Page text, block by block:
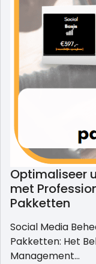
Optimaliseer
met
Pakketten
Social Media
Pakketten: Het
Management…